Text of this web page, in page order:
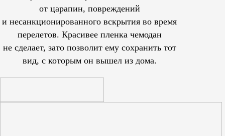
от царапин, повреждений
и несанкционированного вскрытия во время
перелетов. Красивее пленка чемодан
не сделает, зато позволит ему сохранить тот
вид, с которым он вышел из дома.